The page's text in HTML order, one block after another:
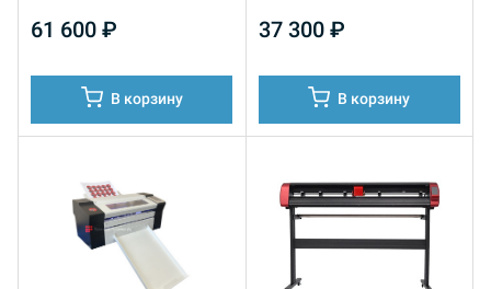
61 600₽
В корзину
37 300 ₽
В корзину